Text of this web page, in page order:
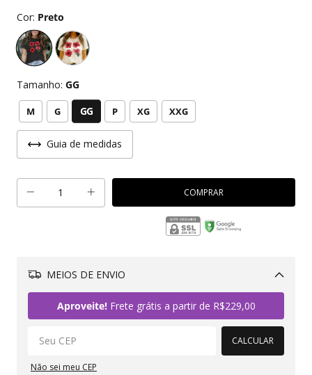
Cor: Preto
Tamanho: GG
M G GG P XG XXG
Guia de medidas
MEIOS DE ENVIO
Aproveite!Frete grátis a partir de R$229,00
CALCULAR
Não sei meu CEP